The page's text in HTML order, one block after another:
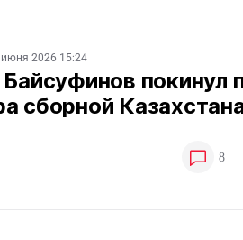
2026 15:24
Байсуфинов покинул
сборной
8